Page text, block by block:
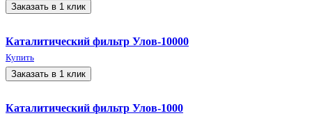
Заказать в 1 клик
Каталитический фильтр Улов-10000
Купить
Заказать в 1 клик
Каталитический фильтр Улов-1000